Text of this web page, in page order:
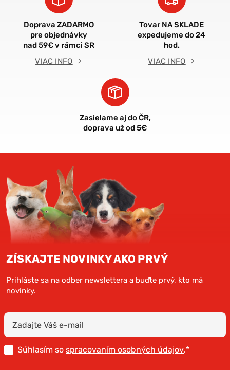
Doprava ZADARMO
pre objednávky
nad 59€ v rámci SR
VIAC INFO
Tovar NA SKLADE
expedujeme do 24
hod.
VIAC INFO
Zasielame aj do ČR,
doprava už od 5€
ZÍSKAJTE NOVINKY AKO PRVÝ
Prihláste sa na odber newslettera a buďte prvý, kto má
novinky.
Súhlasím so spracovaním osobných údajov.*